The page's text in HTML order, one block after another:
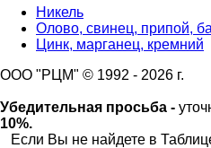
Никель
Олово, свинец, припой,
Цинк, марганец, кремний
ООО "РЦМ" © 1992 - 2026 г.
Убедительная просьба -
10%.
Если Вы не найдете в